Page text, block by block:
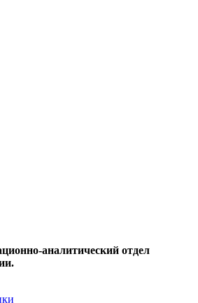
аналитический отдел